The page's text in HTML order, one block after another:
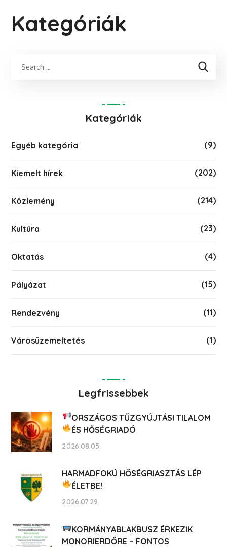
Kategóriák
Keresés
Kategóriák
Egyéb kategória (9)
Kiemelt hírek (202)
Közlemény (214)
Kultúra (23)
Oktatás (4)
Pályázat (15)
Rendezvény (11)
Városüzemeltetés (1)
Legfrissebbek
ORSZÁGOS TŰZGYÚJTÁSI TILALOM
ÉS HŐSÉGRIADÓ
2026.08.05.
HARMADFOKÚ HŐSÉGRIASZTÁS LÉP
ÉLETBE!
2026.07.29.
KORMÁNYABLAKBUSZ ÉRKEZIK
MONORIERDŐRE – FONTOS